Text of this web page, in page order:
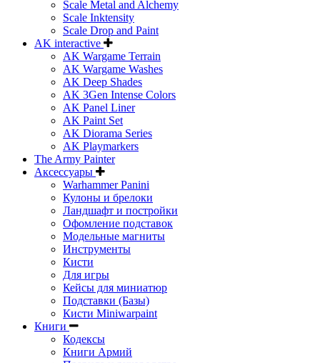
Scale Metal and Alchemy
Scale Inktensity
Scale Drop and Paint
AK interactive
AK Wargame Terrain
AK Wargame Washes
AK Deep Shades
AK 3Gen Intense Colors
AK Panel Liner
AK Paint Set
AK Diorama Series
AK Playmarkers
The Army Painter
Аксессуары
Warhammer Panini
Кулоны и брелоки
Ландшафт и постройки
Офомление подставок
Модельные магниты
Инструменты
Кисти
Для игры
Кейсы для миниатюр
Подставки (Базы)
Кисти Miniwarpaint
Книги
Кодексы
Книги Армий